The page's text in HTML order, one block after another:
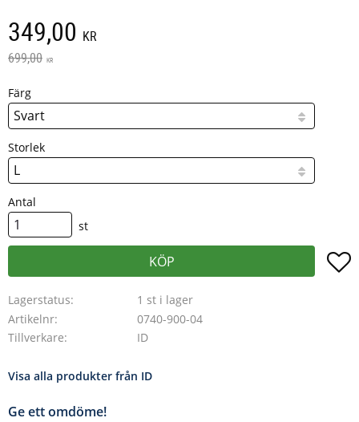
Nedsatt pris:
349,00 KR
Ordinarie pris:
699,00 KR
Färg
Storlek
Antal
st
KÖP
Lagerstatus
1 st i lager
Artikelnr
0740-900-04
Tillverkare
ID
Visa alla produkter från ID
Ge ett omdöme!